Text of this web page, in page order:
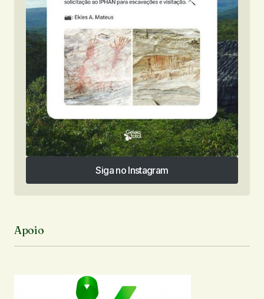
Siga no Instagram
Siga no Instagram
Apoio